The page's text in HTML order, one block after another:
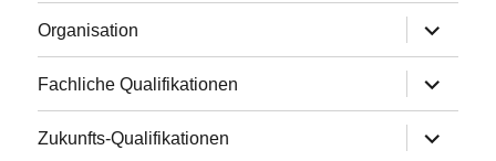
Organisation
anzeigen
Fachliche Qualifikationen
anzeigen
Zukunfts-Qualifikationen
anzeigen